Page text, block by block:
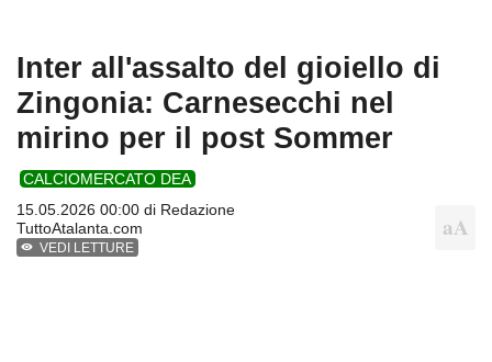
Inter all'assalto del gioiello di
Zingonia: Carnesecchi nel
mirino per il post Sommer
CALCIOMERCATO DEA
15.05.2026 00:00 di Redazione
TuttoAtalanta.com
VEDI LETTURE